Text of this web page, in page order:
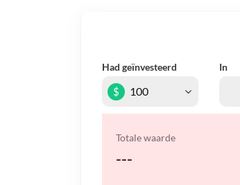
Had geïnvesteerd In
$
Totale waarde
---